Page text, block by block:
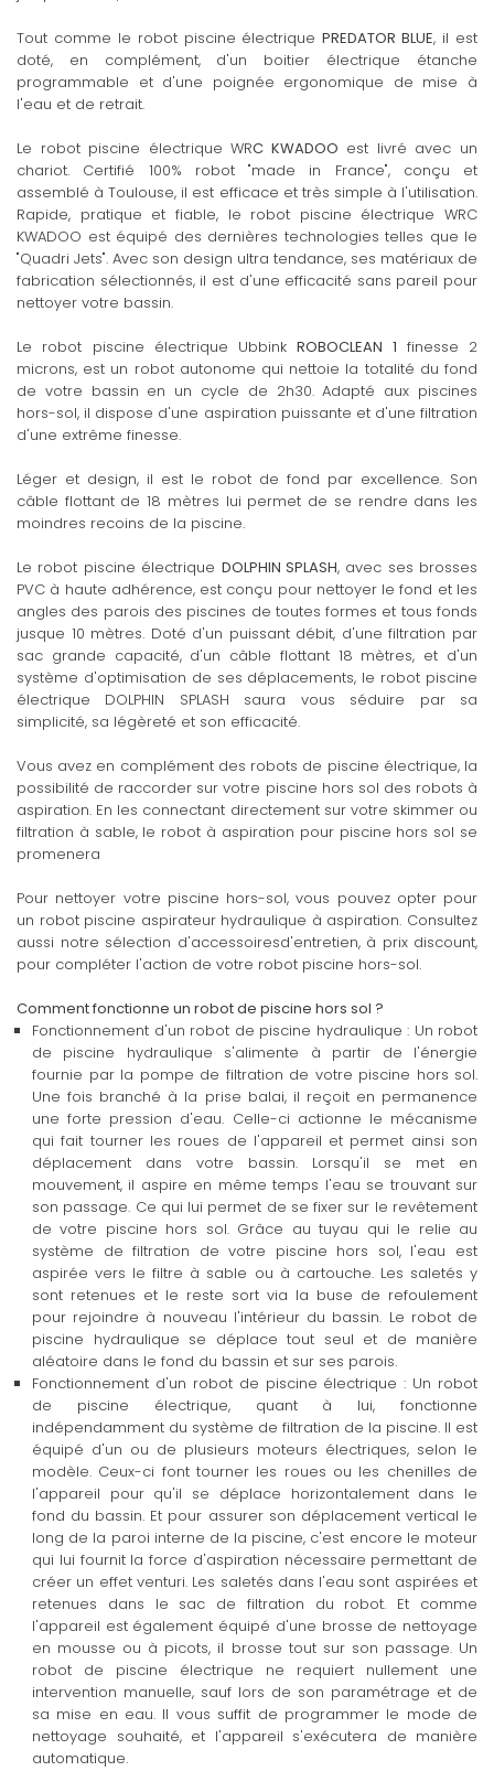
Tout comme le robot piscine électriquePREDATOR BLUE, il est
doté, en complément, d'un boitier électrique étanche
programmable et d'une poignée ergonomique de mise à
l'eau et de retrait.
Le robot piscine électrique WRC KWADOO est livré avec un
chariot. Certifié 100% robot "made in France", conçu et
assemblé à Toulouse, il est efficace et très simple à l'utilisation.
Rapide, pratique et fiable, le robot piscine électrique WRC
KWADOO est équipé des dernières technologies telles que le
"Quadri Jets". Avec son design ultra tendance, ses matériaux de
fabrication sélectionnés, il est d'une efficacité sans pareil pour
nettoyer votre bassin.
Le robot piscine électrique UbbinkROBOCLEAN 1 finesse 2
microns, est un robot autonome qui nettoie la totalité du fond
de votre bassin en un cycle de 2h30. Adapté aux piscines
hors-sol, il dispose d'une aspiration puissante et d'une filtration
d'une extrême finesse.
Léger et design, il est le robot de fond par excellence. Son
câble flottant de 18 mètres lui permet de se rendre dans les
moindres recoins de la piscine.
Le robot piscine électrique DOLPHIN SPLASH, avec ses brosses
PVC à haute adhérence, est conçu pour nettoyer le fond et les
angles des parois des piscines de toutes formes et tous fonds
jusque 10 mètres. Doté d'un puissant débit, d'une filtration par
sac grande capacité, d'un câble flottant 18 mètres, et d'un
système d'optimisation de ses déplacements, le robot piscine
électrique DOLPHIN SPLASH saura vous séduire par sa
simplicité, sa légèreté et son efficacité.
Vous avez en complément des robots de piscine électrique, la
possibilité de raccorder sur votre piscine hors sol des robots à
aspiration. En les connectant directement sur votre skimmer ou
filtration à sable, le robot à aspiration pour piscine hors sol se
promenera
Pour nettoyer votre piscine hors-sol, vous pouvez opter pour
un robot piscine aspirateur hydraulique à aspiration. Consultez
aussi notre sélection d'accessoiresd'entretien, à prix discount,
pour compléter l'action de votre robot piscine hors-sol.
Comment fonctionne un robot de piscine hors sol ?
Fonctionnement d'un robot de piscine hydraulique : Un robot
de piscine hydraulique s'alimente à partir de l'énergie
fournie par la pompe de filtration de votre piscine hors sol.
Une fois branché à la prise balai, il reçoit en permanence
une forte pression d'eau. Celle-ci actionne le mécanisme
qui fait tourner les roues de l'appareil et permet ainsi son
déplacement dans votre bassin. Lorsqu'il se met en
mouvement, il aspire en même temps l'eau se trouvant sur
son passage. Ce qui lui permet de se fixer sur le revêtement
de votre piscine hors sol. Grâce au tuyau qui le relie au
système de filtration de votre piscine hors sol, l'eau est
aspirée vers le filtre à sable ou à cartouche. Les saletés y
sont retenues et le reste sort via la buse de refoulement
pour rejoindre à nouveau l'intérieur du bassin. Le robot de
piscine hydraulique se déplace tout seul et de manière
aléatoire dans le fond du bassin et sur ses parois.
Fonctionnement d'un robot de piscine électrique : Un robot
de piscine électrique, quant à lui, fonctionne
indépendamment du système de filtration de la piscine. Il est
équipé d'un ou de plusieurs moteurs électriques, selon le
modèle. Ceux-ci font tourner les roues ou les chenilles de
l'appareil pour qu'il se déplace horizontalement dans le
fond du bassin. Et pour assurer son déplacement vertical le
long de la paroi interne de la piscine, c'est encore le moteur
qui lui fournit la force d'aspiration nécessaire permettant de
créer un effet venturi. Les saletés dans l'eau sont aspirées et
retenues dans le sac de filtration du robot. Et comme
l'appareil est également équipé d'une brosse de nettoyage
en mousse ou à picots, il brosse tout sur son passage. Un
robot de piscine électrique ne requiert nullement une
intervention manuelle, sauf lors de son paramétrage et de
sa mise en eau. Il vous suffit de programmer le mode de
nettoyage souhaité, et l'appareil s'exécutera de manière
automatique.